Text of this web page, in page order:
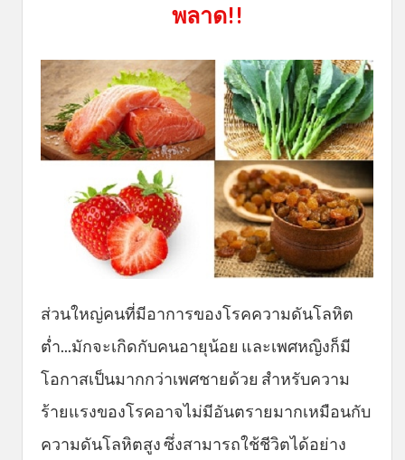
พลาด!!
ส่วนใหญ่คนที่มีอาการของโรคความดันโลหิต
ต่ำ...มักจะเกิดกับคนอายุน้อย และเพศหญิงก็มี
โอกาสเป็นมากกว่าเพศชายด้วย สำหรับความ
ร้ายแรงของโรคอาจไม่มีอันตรายมากเหมือนกับ
ความดันโลหิตสูง ซึ่งสามารถใช้ชีวิตได้อย่าง